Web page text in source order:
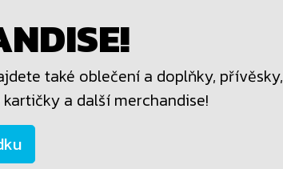
také oblečení a doplňky, přívěsky,
a další merchandise!